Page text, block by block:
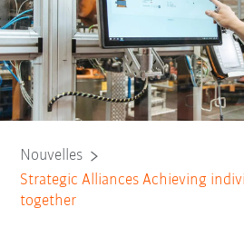
Nouvelles
Strategic Alliances Achieving
together